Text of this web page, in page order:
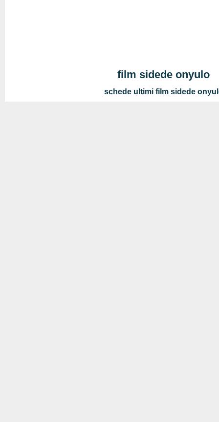
film sidede onyulo
schede ultimi film sidede